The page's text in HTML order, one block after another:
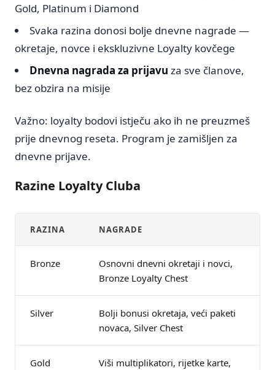
Gold, Platinum i Diamond
Svaka razina donosi bolje dnevne nagrade —
okretaje, novce i ekskluzivne Loyalty kovčege
Dnevna nagrada za prijavu za sve članove,
bez obzira na misije
Važno: loyalty bodovi istječu ako ih ne preuzmeš
prije dnevnog reseta. Program je zamišljen za
dnevne prijave.
Razine Loyalty Cluba
RAZINA NAGRADE
Bronze
Osnovni dnevni okretaji i novci,
Bronze Loyalty Chest
Silver
Bolji bonusi okretaja, veći paketi
novaca, Silver Chest
Gold
Viši multiplikatori, rijetke karte,